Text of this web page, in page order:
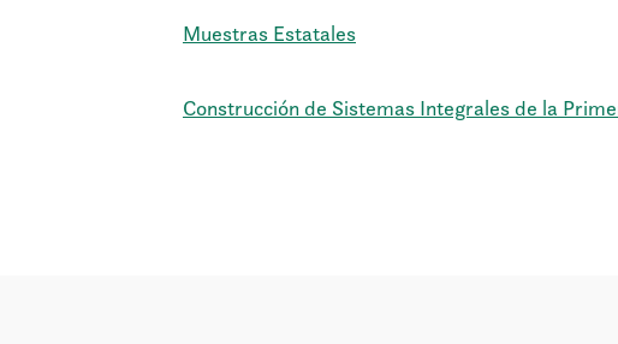
Muestras Estatales
Construcción de Sistemas Integrales de la